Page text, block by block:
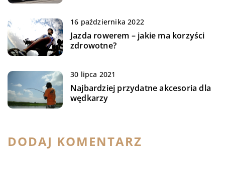
16 października 2022
Jazda rowerem – jakie ma korzyści
zdrowotne?
30 lipca 2021
Najbardziej przydatne akcesoria dla
wędkarzy
DODAJ KOMENTARZ